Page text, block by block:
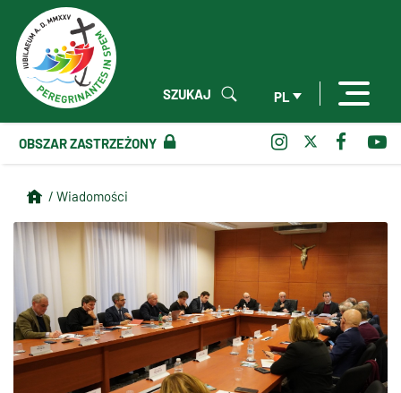
PL
SZUKAJ
OBSZAR ZASTRZEŻONY
/ Wiadomości